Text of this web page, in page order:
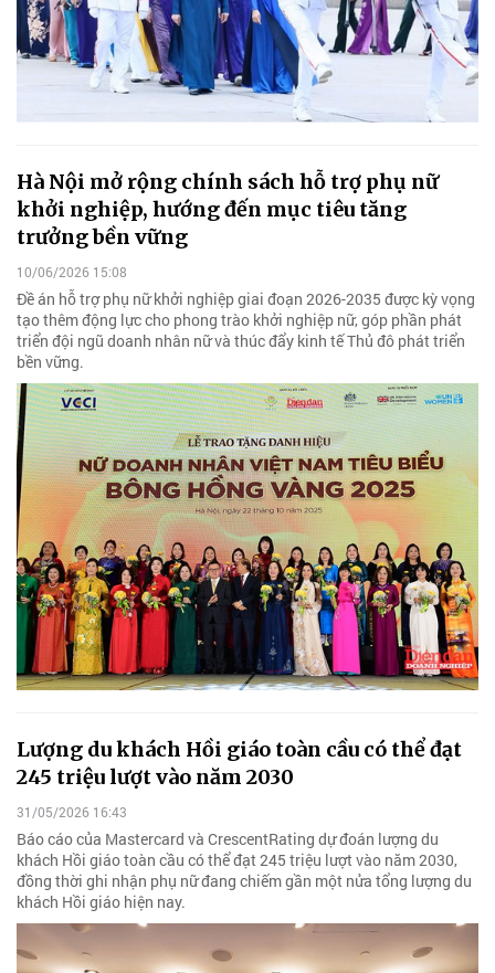
Hà Nội mở rộng chính sách hỗ trợ phụ nữ
khởi nghiệp, hướng đến mục tiêu tăng
trưởng bền vững
10/06/2026 15:08
Đề án hỗ trợ phụ nữ khởi nghiệp giai đoạn 2026-2035 được kỳ vọng
tạo thêm động lực cho phong trào khởi nghiệp nữ, góp phần phát
triển đội ngũ doanh nhân nữ và thúc đẩy kinh tế Thủ đô phát triển
bền vững.
Lượng du khách Hồi giáo toàn cầu có thể đạt
245 triệu lượt vào năm 2030
31/05/2026 16:43
Báo cáo của Mastercard và CrescentRating dự đoán lượng du
khách Hồi giáo toàn cầu có thể đạt 245 triệu lượt vào năm 2030,
đồng thời ghi nhận phụ nữ đang chiếm gần một nửa tổng lượng du
khách Hồi giáo hiện nay.